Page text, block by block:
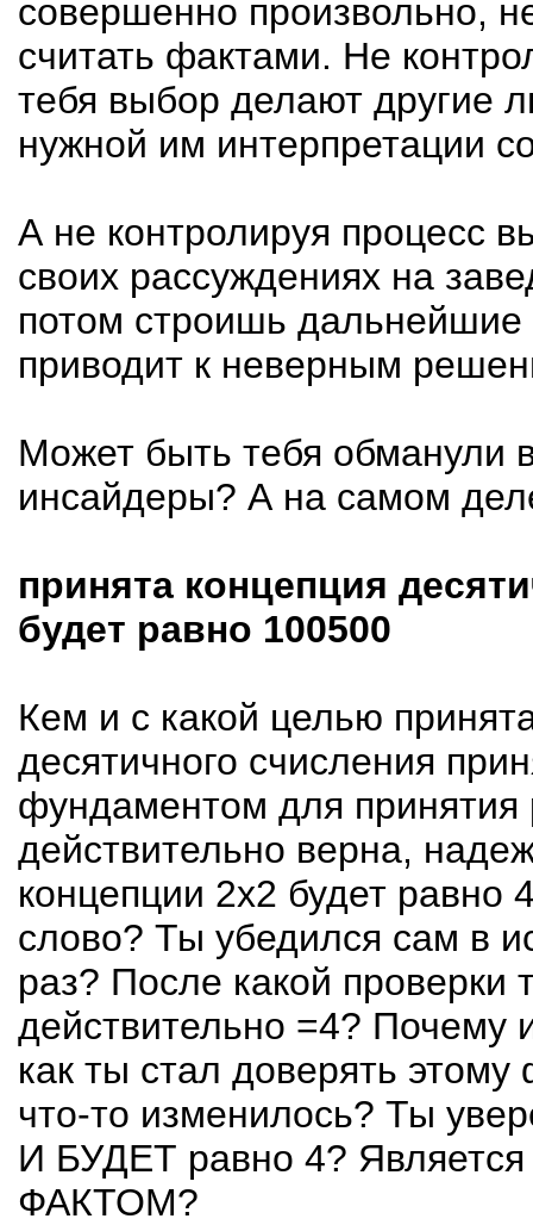
совершенно произвольно,
считать фактами. Не
тебя выбор делают другие
нужной им интерпретации
А не контролируя процесс
своих рассуждениях на
потом строишь
приводит к неверным
Может быть тебя обманули
инсайдеры? А на самом
принята концепция
будет равно 100500
Кем и с какой целью
десятичного счисления
фундаментом для
действительно верна,
концепции 2х2 будет равно
слово? Ты убедился сам в
раз? После какой
действительно =4? Почему
как ты стал доверять
что-то изменилось? Ты
И БУДЕТ равно 4?
ФАКТОМ?